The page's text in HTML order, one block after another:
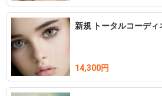
新規 トータルコーディ
14,300円